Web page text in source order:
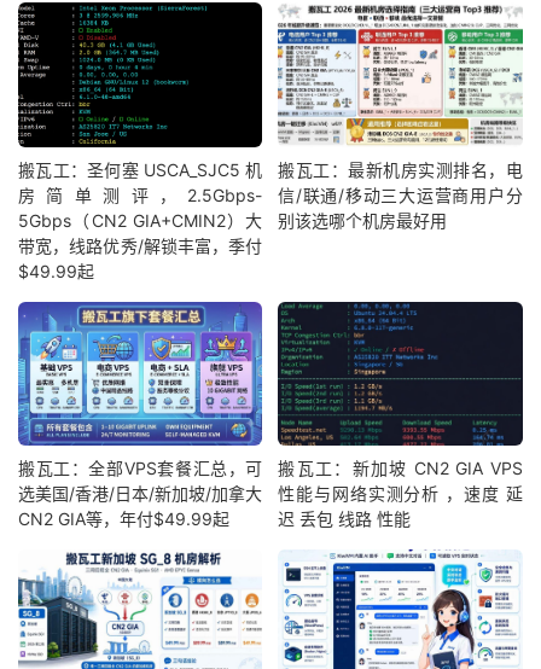
搬瓦工：圣何塞 USCA_SJC5 机
房简单测评，2.5Gbps-
5Gbps（CN2 GIA+CMIN2）大
带宽，线路优秀/解锁丰富，季付
$49.99起
搬瓦工：最新机房实测排名，电
信/联通/移动三大运营商用户分
别该选哪个机房最好用
搬瓦工：全部VPS套餐汇总，可
选美国/香港/日本/新加坡/加拿大
CN2 GIA等，年付$49.99起
搬瓦工：新加坡 CN2 GIA VPS
性能与网络实测分析 ，速度 延
迟 丢包 线路 性能